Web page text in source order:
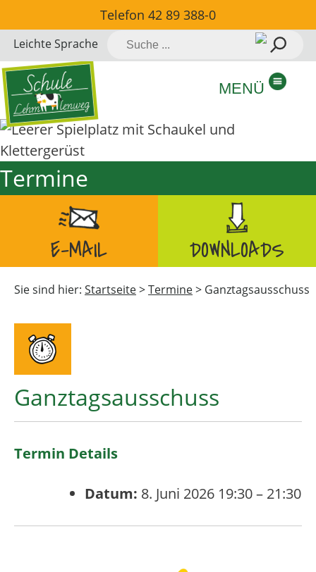
zum
Inhalt
springen
Telefon 42 89 388-0
Leichte Sprache
Suche
Termine
E-MAIL DOWNLOADS
Sie sind hier: Startseite>Termine> Ganztagsausschuss
Ganztagsausschuss
Termin Details
Datum: 8. Juni 2026 19:30– 21:30
MENÜ